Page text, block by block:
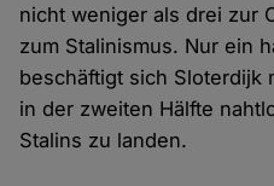
nicht weniger als drei zur
zum Stalinismus. Nur ein
beschäftigt sich Sloterdijk
in der zweiten Hälfte
Stalins zu landen.